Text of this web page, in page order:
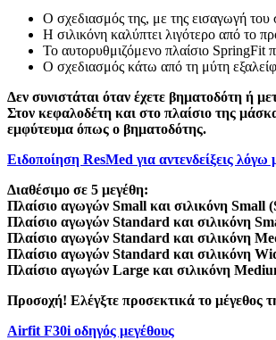
Ο σχεδιασμός της, με της εισαγωγή
Η σιλικόνη καλύπτει λιγότερο από το
Το αυτορυθμιζόμενο πλαίσιο SpringFit
Ο σχεδιασμός κάτω από τη μύτη
Δεν συνιστάται όταν έχετε βηματοδότη ή
Στον κεφαλοδέτη και στο πλαίσιο της
εμφύτευμα όπως ο βηματοδότης.
Ειδοποίηση ResMed για αντενδείξεις
Διαθέσιμο σε 5 μεγέθη:
Πλαίσιο αγωγών Small και σιλικόνη Small
Πλαίσιο αγωγών Standard και σιλικόνη
Πλαίσιο αγωγών Standard και σιλικόνη
Πλαίσιο αγωγών Standard και σιλικόνη
Πλαίσιο αγωγών Large και σιλικόνη
Προσοχή! Ελέγξτε προσεκτικά το μέγεθος
Airfit F30i οδηγός μεγέθους